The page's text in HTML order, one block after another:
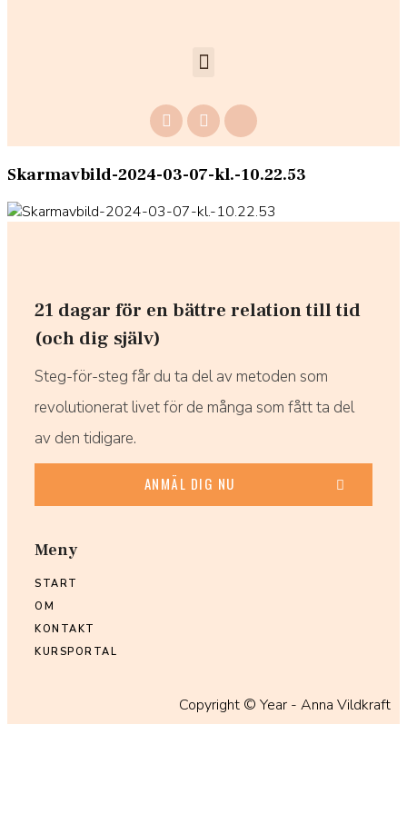
Skarmavbild-2024-03-07-kl.-10.22.53
21 dagar för en bättre relation till tid
(och dig själv)
Steg-för-steg får du ta del av metoden som
revolutionerat livet för de många som fått ta del
av den tidigare.
ANMÄL DIG NU
Meny
START
OM
KONTAKT
KURSPORTAL
Copyright © Year - Anna Vildkraft